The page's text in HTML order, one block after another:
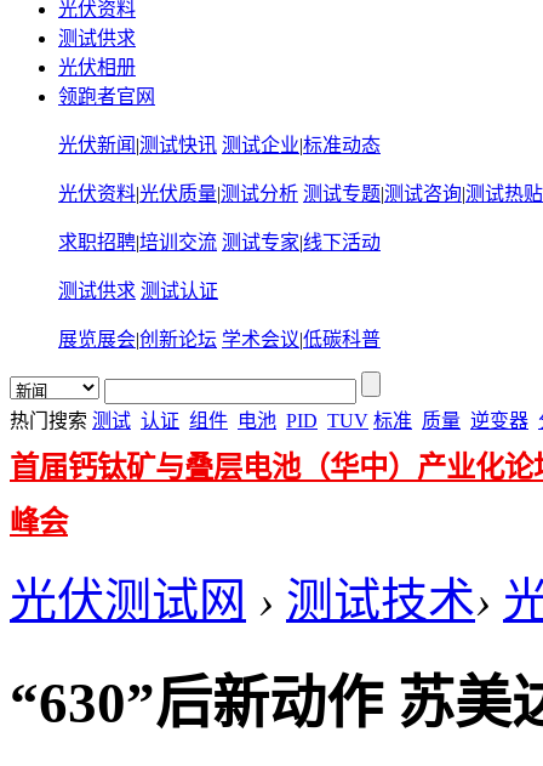
光伏资料
测试供求
光伏相册
领跑者官网
光伏新闻 |测试快讯 测试企业|标准动态
光伏资料|光伏质量|测试分析 测试专题|测试咨询|测试热贴
求职招聘|培训交流 测试专家|线下活动
测试供求 测试认证
展览展会|创新论坛 学术会议|低碳科普
热门搜索 测试 认证 组件 电池 PID TUV 标准 质量 逆变器
首届钙钛矿与叠层电池（华中）产业化论
峰会
光伏测试网 › 测试技术›
“630”后新动作 苏